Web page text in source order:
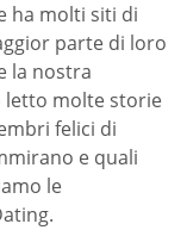
ha molti siti di
parte di loro
la nostra
letto molte storie
felici di
e quali
le